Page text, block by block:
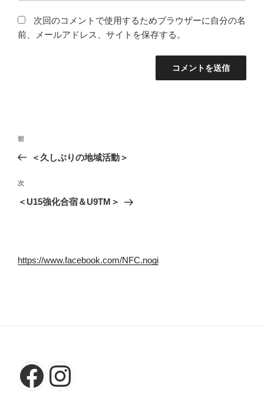
次回のコメントで使用するためブラウザーに自分の名
前、メールアドレス、サイトを保存する。
投
ナ
ビ
ゲ
ン
前
の
稿
前
＜久しぶりの地域活動＞
次
の
次
＜U15強化合宿＆U9TM＞
https://www.facebook.com/NFC.nogi
Facebook
Instagram